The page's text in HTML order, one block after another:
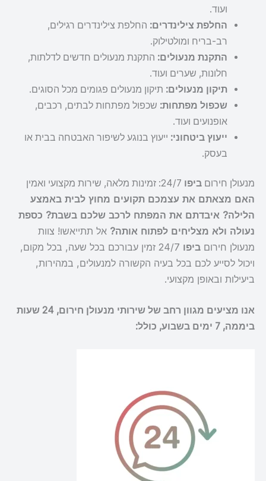
ועוד.
החלפת צילינדרים: החלפת צילינדרים רגילים,
רב-בריח ומולטילוק.
התקנת מנעולים: התקנת מנעולים חדשים לדלתות,
חלונות, שערים ועוד.
תיקון מנעולים: תיקון מנעולים פגומים מכל הסוגים.
שכפול מפתחות: שכפול מפתחות לבתים, רכבים,
אופנועים ועוד.
ייעוץ ביטחוני: ייעוץ בנוגע לשיפור האבטחה בבית או
בעסק.
מנעולן חירום ביפו
האם מצאתם את עצמכם תקועים מחוץ לבית באמצע
הלילה? איבדתם את המפתח לרכב שלכם בשבת? כספת
נעולה ולא מצליחים לפתוח אותה? אל תתייאשו! צוות
מנעולן חירום ביפו
24/7 זמין עבורכם בכל שעה, בכל מקום,
ויכול לסייע לכם בכל בעיה הקשורה למנעולים, במהירות,
ביעילות ובאופן מקצועי.
אנו מציעים מגוון רחב של שירותי מנעולן חירום, 24 שעות
ביממה, 7 ימים בשבוע, כולל: